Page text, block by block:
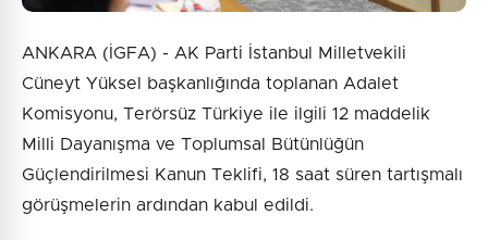
ANKARA (İGFA) - AK Parti İstanbul Milletvekili
Cüneyt Yüksel başkanlığında toplanan Adalet
Komisyonu, Terörsüz Türkiye ile ilgili 12 maddelik
Milli Dayanışma ve Toplumsal Bütünlüğün
Güçlendirilmesi Kanun Teklifi, 18 saat süren tartışmalı
görüşmelerin ardından kabul edildi.